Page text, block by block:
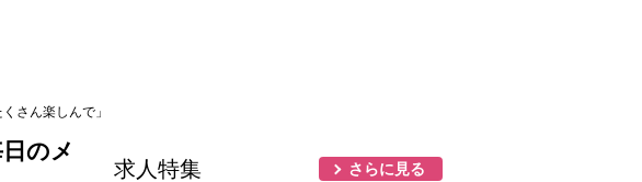
さん楽しんで」
のメ
求人特集 さらに見る